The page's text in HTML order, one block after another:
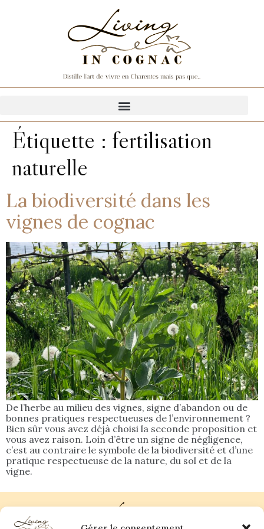
Étiquette : fertilisation
naturelle
La biodiversité dans les
vignes de cognac
De l’herbe au milieu des vignes, signe d’abandon ou de
bonnes pratiques respectueuses de l’environnement ?
Bien sûr vous avez déjà choisi la seconde proposition et
vous avez raison. Loin d’être un signe de négligence,
c’est au contraire le symbole de la biodiversité et d’une
pratique respectueuse de la nature, du sol et de la
vigne.